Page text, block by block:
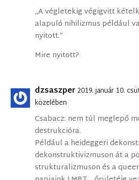
„A végletekig végigvitt
alapuló nihilizmus például
nyitott.”
Mire nyitott?
dzsaszper 2019. január 10.
közelében
Csabacz: nem túl meglepő
destrukcióra.
Például a heideggeri
dekonstruktivizmuson át a
strukturalizmuson és a